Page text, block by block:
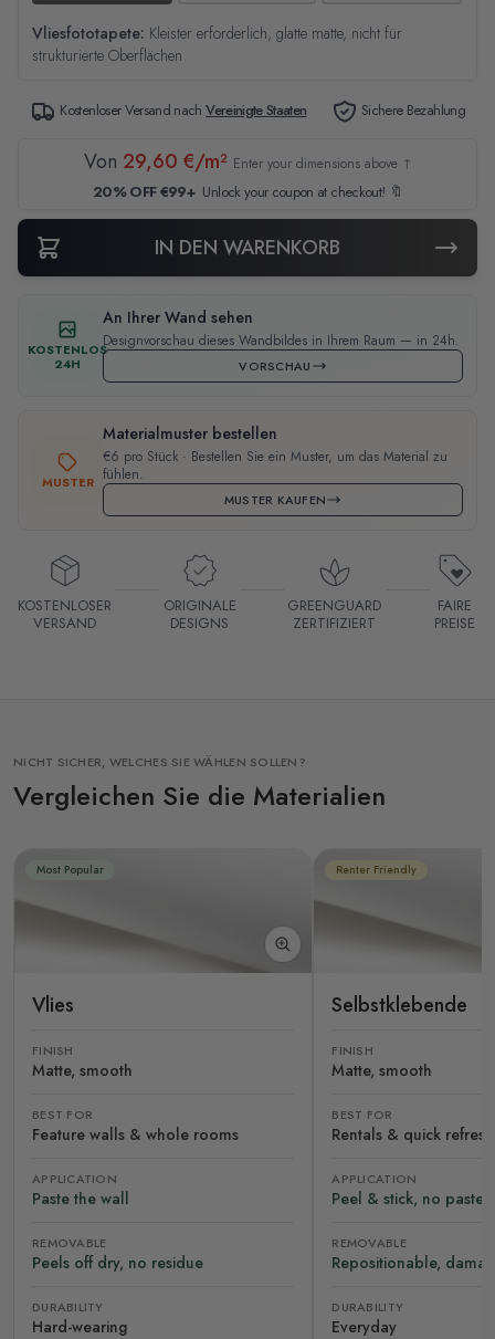
Vliesfototapete: Kleister erforderlich, glatte matte, nicht für
strukturierte Oberflächen
Kostenloser Versand nachVereinigte Staaten Sichere Bezahlung
Von 29,60 €/m² Enter your dimensions above ↑
20% OFF €99+ Unlock your coupon at checkout! 🔖
IN DEN WARENKORB
KOSTENLOS
24H
An Ihrer Wand sehen
Designvorschau dieses Wandbildes in Ihrem Raum — in 24h.
VORSCHAU
MUSTER
Materialmuster bestellen
€6 pro Stück · Bestellen Sie ein Muster, um das Material zu
fühlen.
MUSTER KAUFEN
KOSTENLOSER
VERSAND
ORIGINALE
DESIGNS
GREENGUARD
ZERTIFIZIERT
FAIRE
PREISE
NICHT SICHER, WELCHES SIE WÄHLEN SOLLEN?
Vergleichen Sie die Materialien
Most Popular
Vlies
FINISH
Matte, smooth
BEST FOR
Feature walls & whole rooms
APPLICATION
Paste the wall
REMOVABLE
Peels off dry, no residue
DURABILITY
Hard-wearing
Renter Friendly
Selbstklebende
FINISH
Matte, smooth
BEST FOR
Rentals & quick
APPLICATION
Peel & stick, no paste
REMOVABLE
Repositionable,
DURABILITY
Everyday